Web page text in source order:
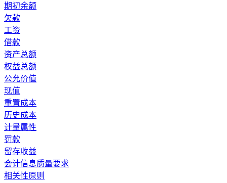
期初余额
欠款
工资
借款
资产总额
权益总额
公允价值
现值
重置成本
历史成本
计量属性
罚款
留存收益
会计信息质量要求
相关性原则